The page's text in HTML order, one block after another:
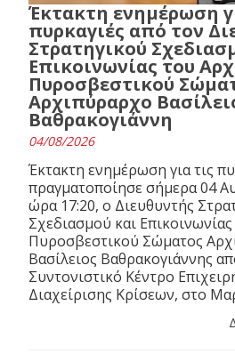
Έκτακτη ενημέρωση
πυρκαγιές από τον
Στρατηγικού
Επικοινωνίας του
Πυροσβεστικού
Αρχιπύραρχο
Βαθρακογιάννη
04/08/2026
Έκτακτη ενημέρωση για τις
πραγματοποίησε σήμερα 04
ώρα 17:20, ο Διευθυντής
Σχεδιασμού και
Πυροσβεστικού Σώματος
Βασίλειος Βαθρακογιάννης
Συντονιστικό Κέντρο
Διαχείρισης Κρίσεων, στο